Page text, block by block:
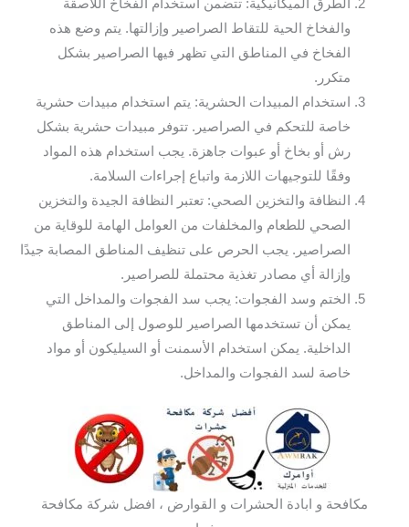
الطرق الميكانيكية: تتضمن استخدام الفخاخ اللاصقة
والفخاخ الحية للتقاط الصراصير وإزالتها. يتم وضع هذه
الفخاخ في المناطق التي تظهر فيها الصراصير بشكل
متكرر.
استخدام المبيدات الحشرية: يتم استخدام مبيدات حشرية
خاصة للتحكم في الصراصير. تتوفر مبيدات حشرية بشكل
رش أو بخاخ أو عبوات جاهزة. يجب استخدام هذه المواد
وفقًا للتوجيهات اللازمة واتباع إجراءات السلامة.
النظافة والتخزين الصحي: تعتبر النظافة الجيدة والتخزين
الصحي للطعام والمخلفات من العوامل الهامة للوقاية من
الصراصير. يجب الحرص على تنظيف المناطق المصابة جيدًا
وإزالة أي مصادر تغذية محتملة للصراصير.
الختم وسد الفجوات: يجب سد الفجوات والمداخل التي
يمكن أن تستخدمها الصراصير للوصول إلى المناطق
الداخلية. يمكن استخدام الأسمنت أو السيليكون أو مواد
خاصة لسد الفجوات والمداخل.
مكافحة و ابادة الحشرات و القوارض ، افضل شركة مكافحة